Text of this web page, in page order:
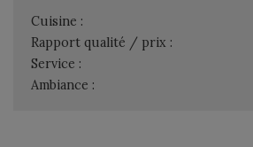
Cuisine :
Rapport qualité / prix :
Service :
Ambiance :